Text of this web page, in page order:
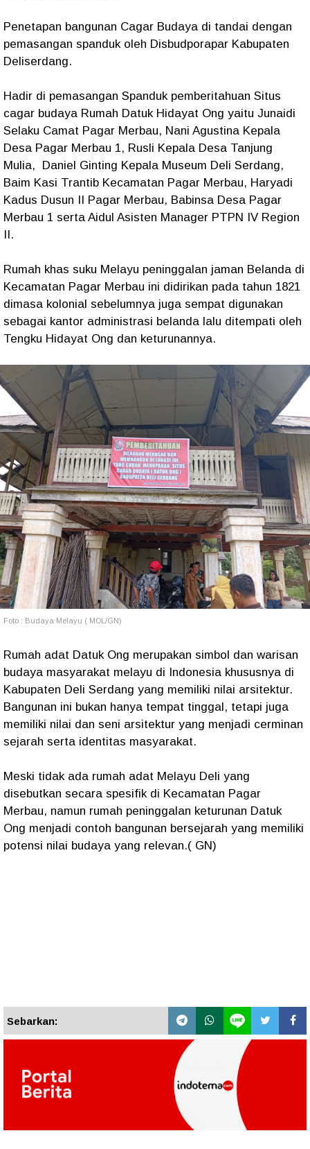
Penetapan bangunan Cagar Budaya di tandai dengan
pemasangan spanduk oleh Disbudporapar Kabupaten
Deliserdang.
Hadir di pemasangan Spanduk pemberitahuan Situs
cagar budaya Rumah Datuk Hidayat Ong yaitu Junaidi
Selaku Camat Pagar Merbau, Nani Agustina Kepala
Desa Pagar Merbau 1, Rusli Kepala Desa Tanjung
Mulia, Daniel Ginting Kepala Museum Deli Serdang,
Baim Kasi Trantib Kecamatan Pagar Merbau, Haryadi
Kadus Dusun II Pagar Merbau, Babinsa Desa Pagar
Merbau 1 serta Aidul Asisten Manager PTPN IV Region
II.
Rumah khas suku Melayu peninggalan jaman Belanda di
Kecamatan Pagar Merbau ini didirikan pada tahun 1821
dimasa kolonial sebelumnya juga sempat digunakan
sebagai kantor administrasi belanda lalu ditempati oleh
Tengku Hidayat Ong dan keturunannya.
Foto : Budaya Melayu ( MOL/GN)
Rumah adat Datuk Ong merupakan simbol dan warisan
budaya masyarakat melayu di Indonesia khususnya di
Kabupaten Deli Serdang yang memiliki nilai arsitektur.
Bangunan ini bukan hanya tempat tinggal, tetapi juga
memiliki nilai dan seni arsitektur yang menjadi cerminan
sejarah serta identitas masyarakat.
Meski tidak ada rumah adat Melayu Deli yang
disebutkan secara spesifik di Kecamatan Pagar
Merbau, namun rumah peninggalan keturunan Datuk
Ong menjadi contoh bangunan bersejarah yang memiliki
potensi nilai budaya yang relevan.( GN)
Sebarkan: